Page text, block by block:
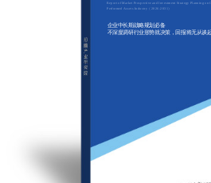
Report of Market Prospective and Investment Strategy Planning on
Performed Assets Industry（2026-2031）
企业中长期战略规划必备
不深度调研行业形势就决策，回报将无从谈